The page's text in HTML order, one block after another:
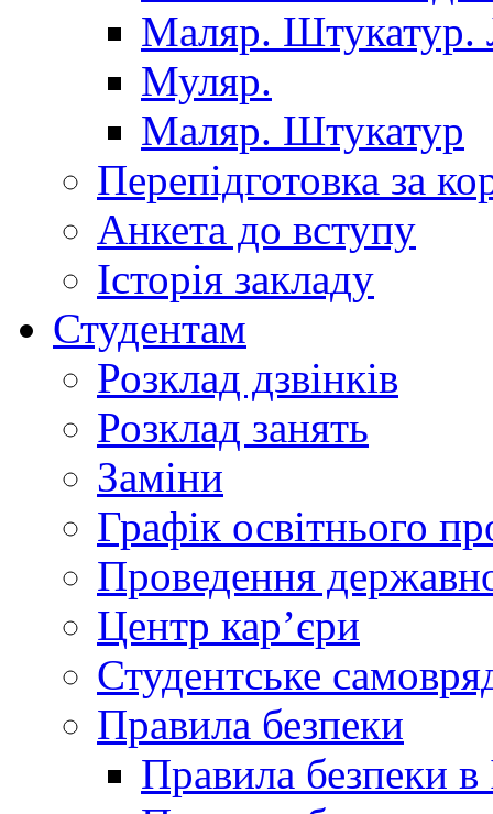
Маляр. Штукатур.
Муляр.
Маляр. Штукатур
Перепідготовка за
Анкета до вступу
Історія закладу
Студентам
Розклад дзвінків
Розклад занять
Заміни
Графік освітнього
Проведення
Центр кар’єри
Студентське
Правила безпеки
Правила безпеки в